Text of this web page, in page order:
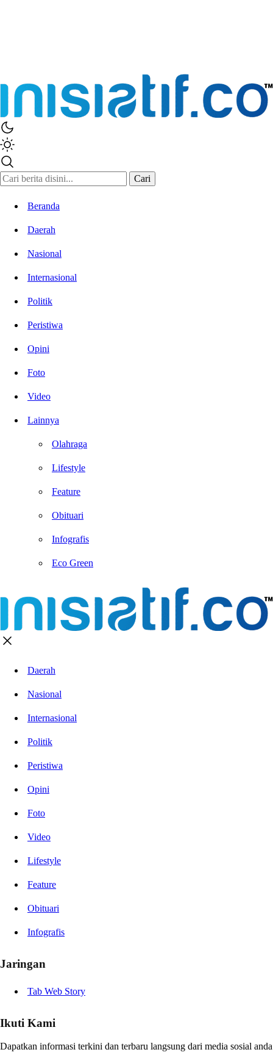
Cari
Beranda
Daerah
Nasional
Internasional
Politik
Peristiwa
Opini
Foto
Video
Lainnya
Olahraga
Lifestyle
Feature
Obituari
Infografis
Eco Green
Daerah
Nasional
Internasional
Politik
Peristiwa
Opini
Foto
Video
Lifestyle
Feature
Obituari
Infografis
Jaringan
Tab Web Story
Ikuti Kami
Dapatkan informasi terkini dan terbaru langsung dari media sosial anda